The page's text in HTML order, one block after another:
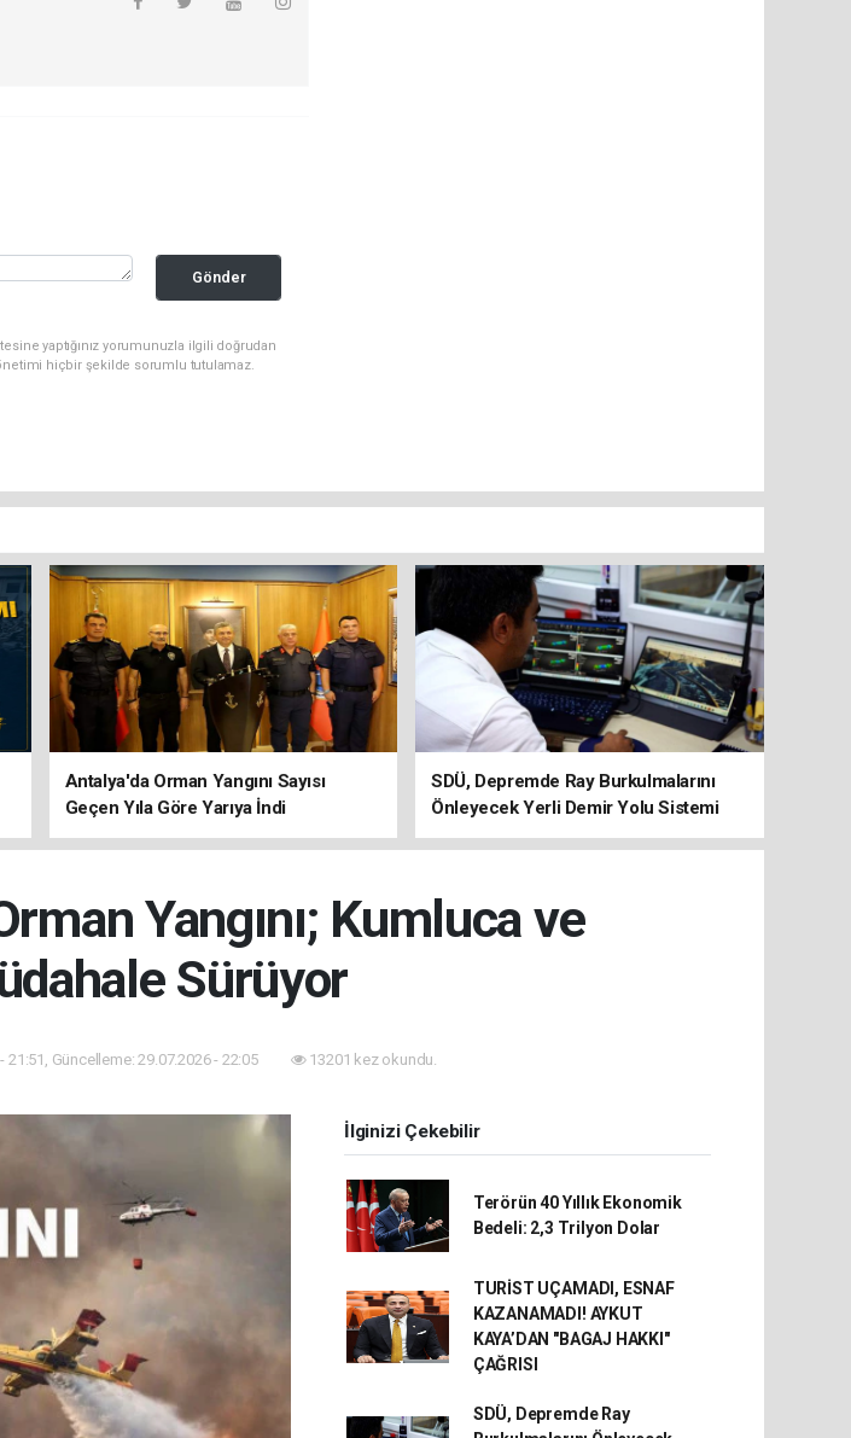
Gönder
yaptığınız yorumunuzla ilgili doğrudan
hiçbir şekilde sorumlu tutulamaz.
Antalya'da Orman Yangını Sayısı
Geçen Yıla Göre Yarıya İndi
SDÜ, Depremde Ray Burkulmalarını
Önleyecek Yerli Demir Yolu Sistemi
Geliştiriyor
Yangını; Kumluca ve
Sürüyor
21:51, Güncelleme: 29.07.2026 - 22:05 13201 kez okundu.
İlginizi Çekebilir
Terörün 40 Yıllık Ekonomik
Bedeli: 2,3 Trilyon Dolar
TURİST UÇAMADI, ESNAF
KAZANAMADI! AYKUT
KAYA’DAN "BAGAJ HAKKI"
ÇAĞRISI
SDÜ, Depremde Ray